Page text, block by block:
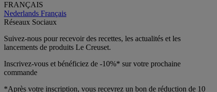
FRANÇAIS
Nederlands Français
Réseaux Sociaux
Suivez-nous pour recevoir des recettes, les actualités et les
lancements de produits Le Creuset.
Inscrivez-vous et bénéficiez de -10%* sur votre prochaine
commande
*Après votre inscription, vous recevrez un bon de réduction de 10